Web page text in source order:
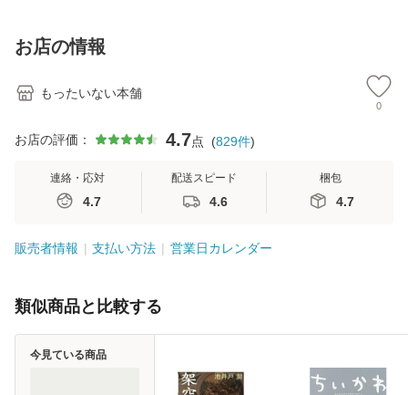
お店の情報
もったいない本舗
0
お店の評価： 4.7点 (829件)
連絡・応対
4.7
配送スピード
4.6
梱包
4.7
販売者情報 支払い方法 営業日カレンダー
類似商品と比較する
今見ている商品